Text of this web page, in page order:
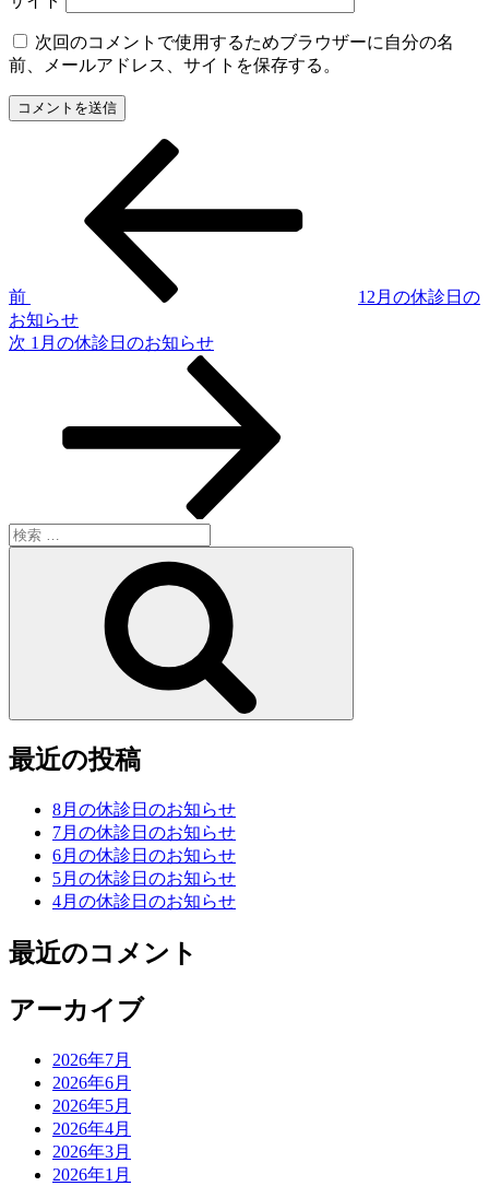
次回のコメントで使用するためブラウザーに自分の名
前、メールアドレス、サイトを保存する。
ゲ
ー
前
12月の休診日の
お知らせ
次
次 1月の休診日のお知らせ
検
索:
最近の投稿
8月の休診日のお知らせ
7月の休診日のお知らせ
6月の休診日のお知らせ
5月の休診日のお知らせ
4月の休診日のお知らせ
最近のコメント
アーカイブ
2026年7月
2026年6月
2026年5月
2026年4月
2026年3月
2026年1月